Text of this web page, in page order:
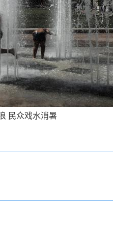
民众戏水消暑